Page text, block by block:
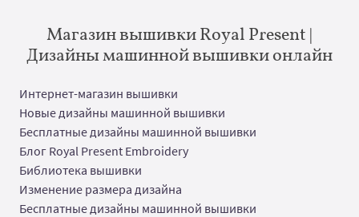
Магазин вышивки Royal Present |
Дизайны машинной вышивки онлайн
Интернет-магазин вышивки
Новые дизайны машинной вышивки
Бесплатные дизайны машинной вышивки
Блог Royal Present Embroidery
Библиотека вышивки
Изменение размера дизайна
Бесплатные дизайны машинной вышивки